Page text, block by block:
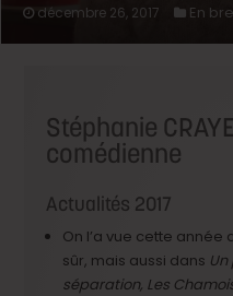
décembre 26, 2017 En
Stéphanie
comédienne
Actualités 2017
On l’a vue cette année
sûr, mais aussi dans
séparation, Les